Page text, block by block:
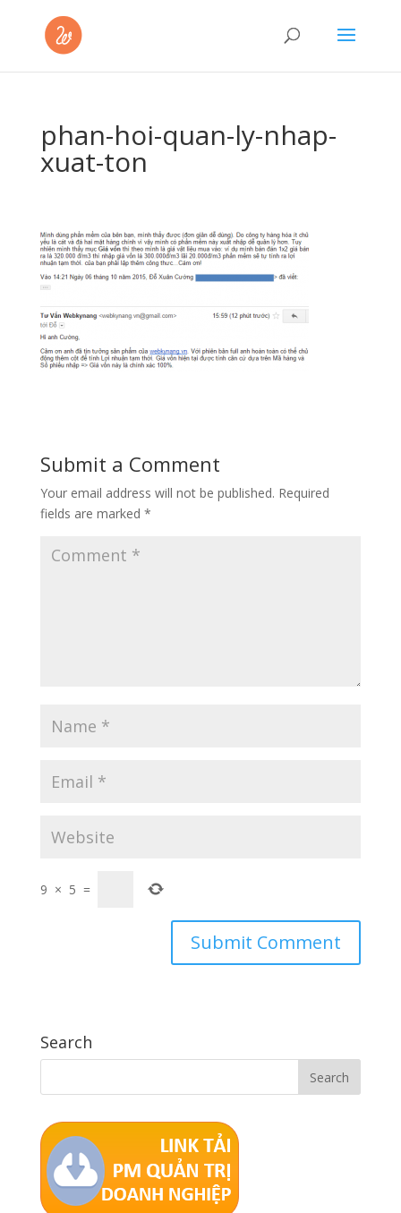
phan-hoi-quan-ly-nhap-
xuat-ton
Submit a Comment
Your email address will not be published. Required
fields are marked *
9 × 5 =
Search